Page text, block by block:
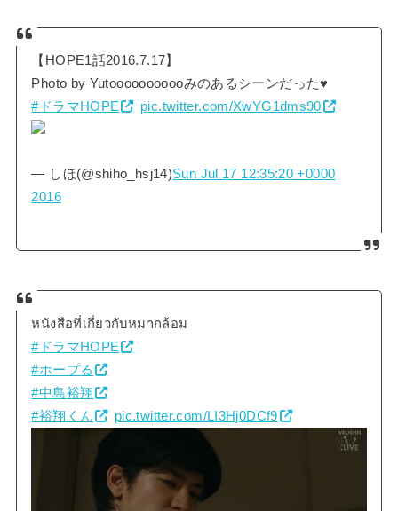
【HOPE1話2016.7.17】
Photo by Yutooooooooooみのあるシーンだった♥
#ドラマHOPE
pic.twitter.com/XwYG1dms90
— しほ(@shiho_hsj14)Sun Jul 17 12:35:20 +0000
2016
หนังสือที่เกี่ยวกับหมากล้อม
#ドラマHOPE
#ホープる
#中島裕翔
#裕翔くん
pic.twitter.com/LI3Hj0DCf9